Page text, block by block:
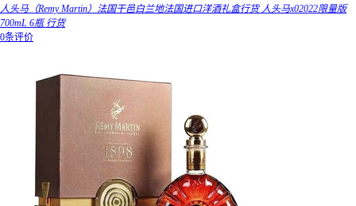
人头马（Remy Martin）法国干邑白兰地法国进口洋酒礼盒行货 人头马x02022限量版
700mL 6瓶 行货
0条评价